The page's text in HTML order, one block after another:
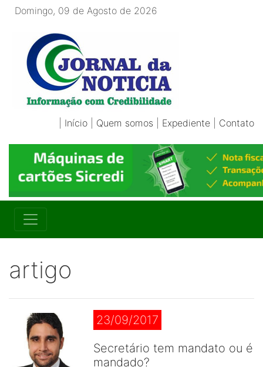
Domingo, 09 de Agosto de 2026
Início Quem somos Expediente Contato
artigo
23/09/2017
Secretário tem mandato ou é
mandado?